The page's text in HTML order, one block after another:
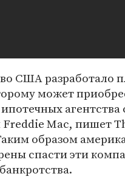
США разработало
может
агентства
Freddie Mac, пишет
образом
спасти эти